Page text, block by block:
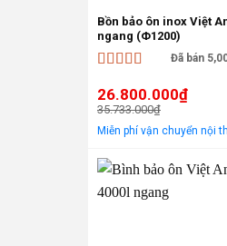
Bồn bảo ôn inox Việt
ngang (Φ1200)
hạng55 sao
Đã bán
35.733.000₫
Giá
gốc
35.733.000₫.
26.800.000₫
Giá
hiện
là: